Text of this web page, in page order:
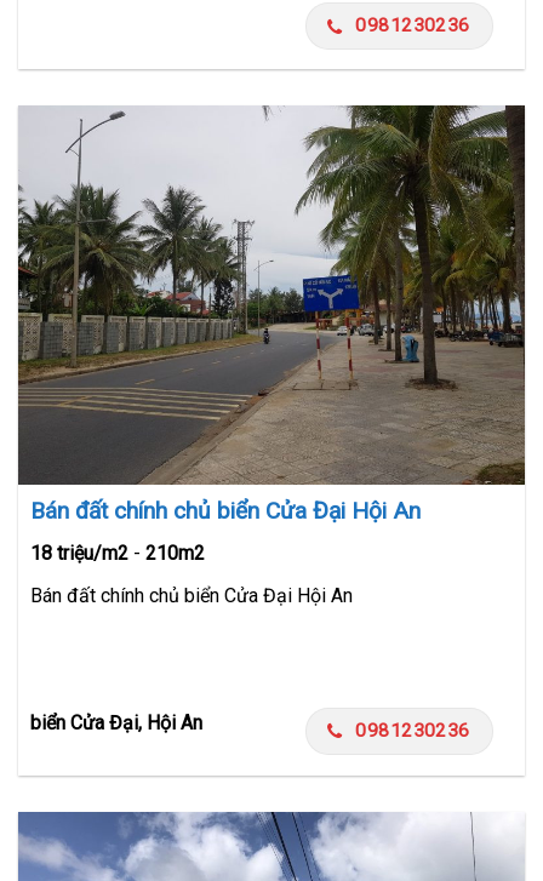
0981230236
Bán đất chính chủ biển Cửa Đại Hội An
18 triệu/m2 - 210m2
Bán đất chính chủ biển Cửa Đại Hội An
biển Cửa Đại, Hội An 0981230236